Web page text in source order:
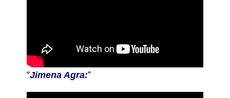
Jimena Agra: